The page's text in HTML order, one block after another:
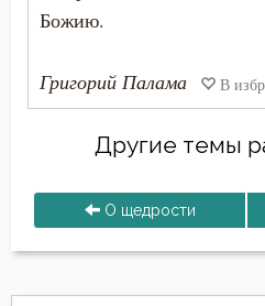
Похвала
Почитание Бога
Божию.
Григорий Палама В
Другие темы
О щедрости